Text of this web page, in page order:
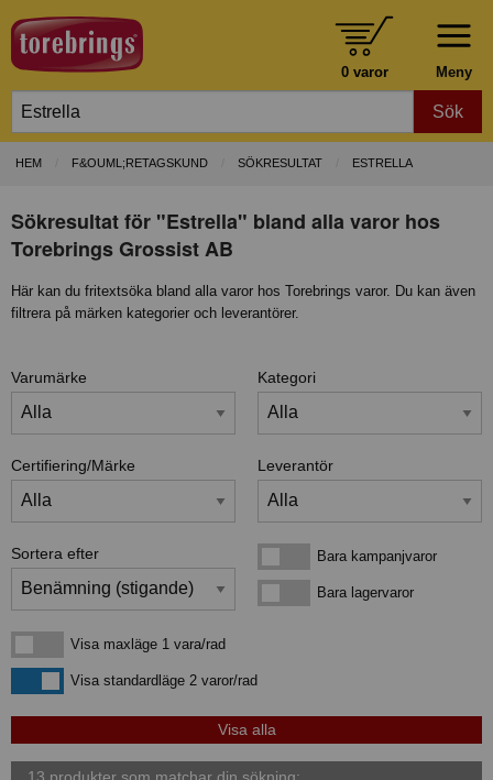
Meny
0 varor
Sök
HEM F&OUML;RETAGSKUND SÖKRESULTAT ESTRELLA
Sökresultat för "Estrella" bland alla varor hos
Torebrings Grossist AB
Här kan du fritextsöka bland alla varor hos Torebrings varor. Du kan även
filtrera på märken kategorier och leverantörer.
Varumärke Kategori
Certifiering/Märke Leverantör
Sortera efter Bara kampanjvarorBara kampanjvaror
Bara lagervarorBara lagervaror
Visa maxläge 1 vara/rad
Visa maxläge 1 vara/rad
Visa standardlägeVisa standardläge 2 varor/rad